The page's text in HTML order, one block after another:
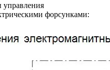
форсунками: